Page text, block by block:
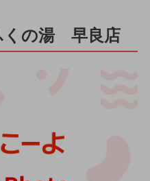
くの湯 早良店